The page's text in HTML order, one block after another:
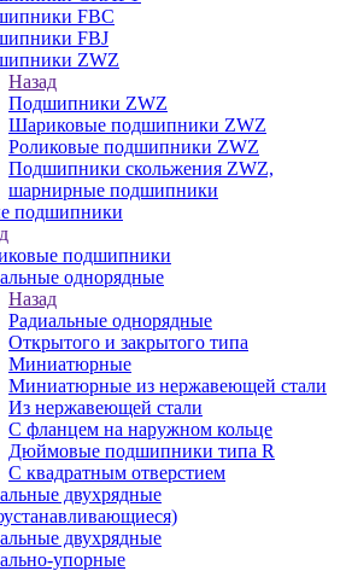
FBC
FBJ
ZWZ
Назад
Подшипники ZWZ
Шариковые подшипники ZWZ
Роликовые подшипники ZWZ
Подшипники скольжения ZWZ,
шарнирные подшипники
подшипники
подшипники
однорядные
Назад
Радиальные однорядные
Открытого и закрытого типа
Миниатюрные
Миниатюрные из нержавеющей стали
Из нержавеющей стали
С фланцем на наружном кольце
Дюймовые подшипники типа R
С квадратным отверстием
двухрядные
двухрядные
упорные